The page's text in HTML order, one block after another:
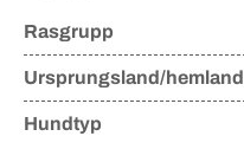
Rasgrupp
Ursprungsland/hemland
Hundtyp